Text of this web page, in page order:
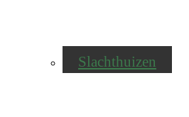
Slachthuizen